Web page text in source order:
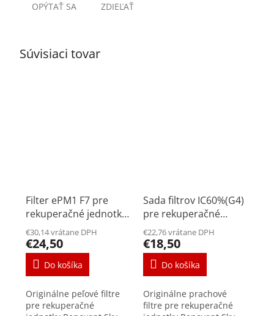
OPÝTAŤ SA ZDIEĽAŤ
Súvisiaci tovar
Filter ePM1 F7 pre
rekuperačné jednotky
Renovent Sky 150/200
€30,14 vrátane DPH
€24,50
Do košíka
Originálne peľové filtre
pre rekuperačné
Sada filtrov IC60%(G4)
pre rekuperačné
jednotky Renovent Sky
150/200
€22,76 vrátane DPH
€18,50
Do košíka
Originálne prachové
filtre pre rekuperačné